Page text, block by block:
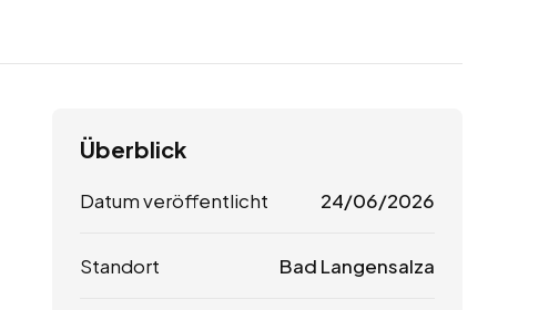
Überblick
Datum veröffentlicht 24/06/2026
Standort Bad Langensalza